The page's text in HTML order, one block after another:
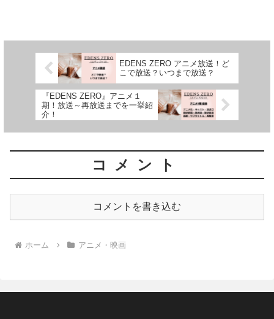
EDENS ZERO アニメ放送！ど
こで放送？いつまで放送？
『EDENS ZERO』アニメ１
期！放送～再放送までを一挙紹
介！
コメント
コメントを書き込む
ホーム アニメ・映画